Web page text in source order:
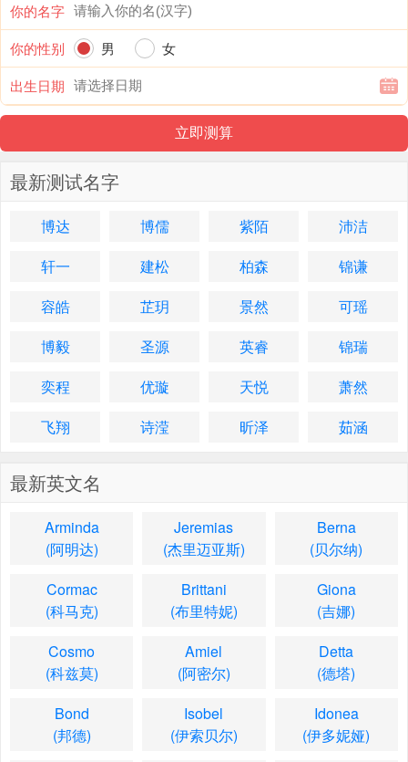
你的名字
你的性别
男
女
出生日期
最新测试名字
博达 博儒 紫陌
沛洁
轩一
建松 柏森
锦谦
容皓
芷玥 景然
可瑶
博毅
圣源 英睿
锦瑞
奕程
优璇 天悦
萧然
飞翔
诗滢 昕泽 茹涵
最新英文名
Arminda
(阿明达)
Jeremias
(杰里迈亚斯)
Berna
(贝尔纳)
Cormac
(科马克)
Brittani
(布里特妮)
Giona
(吉娜)
Cosmo
(科兹莫)
Amiel
(阿密尔)
Detta
(德塔)
Bond
(邦德)
Isobel
(伊索贝尔)
Idonea
(伊多妮娅)